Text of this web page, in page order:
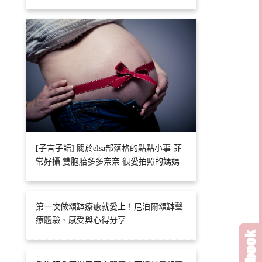
[子言子語] 關於elsa部落格的點點小事-菲
常好攝 雙胞胎多多奈奈 很愛拍照的媽媽
第一次做頌缽療癒就愛上！尼泊爾頌缽聲
療體驗、感受與心得分享